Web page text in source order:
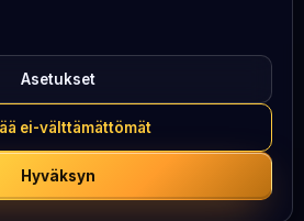
8020 133
Asetukset
ei-välttämättömät
Hyväksyn